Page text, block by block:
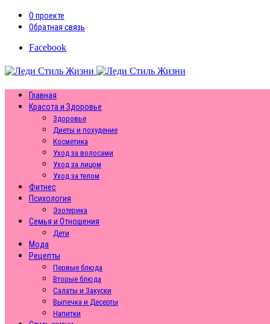
О проекте
Обратная связь
Facebook
Главная
Красота и Здоровье
Здоровье
Диеты и похудение
Косметика
Уход за волосами
Уход за лицом
Уход за телом
Фитнес
Психология
Эзотерика
Семья и Отношения
Дети
Мода
Рецепты
Первые блюда
Вторые блюда
Салаты и Закуски
Выпечка и Десерты
Напитки